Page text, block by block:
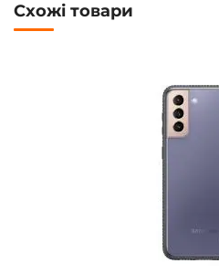
Схожі товари